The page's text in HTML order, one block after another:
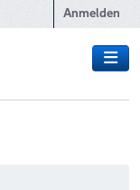
Anmelden